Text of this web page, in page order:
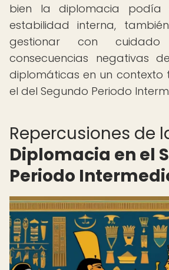
bien la diplomacia podía
estabilidad interna,
gestionar con
consecuencias negativas
diplomáticas en un contexto
el del Segundo Periodo
Repercusiones de
Diplomacia en el
Periodo